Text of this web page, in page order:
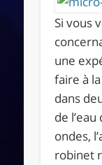
Si vous
une
faire à
dans
de
ondes,
robinet